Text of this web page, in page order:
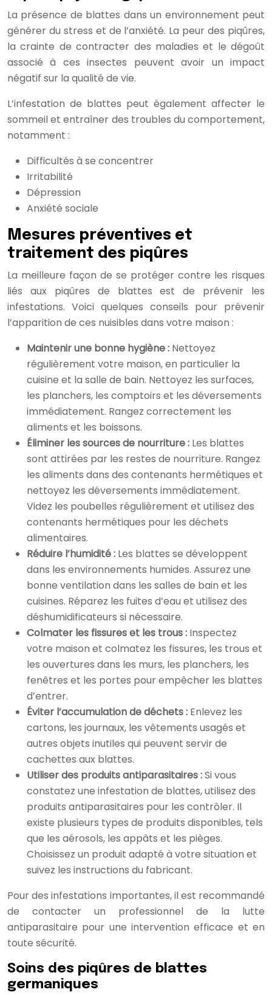
La présence de blattes dans un environnement peut
générer du stress et de l’anxiété. La peur des piqûres,
la crainte de contracter des maladies et le dégoût
associé à ces insectes peuvent avoir un impact
négatif sur la qualité de vie.
L’infestation de blattes peut également affecter le
sommeil et entraîner des troubles du comportement,
notamment :
Difficultés à se concentrer
Irritabilité
Dépression
Anxiété sociale
Mesures préventives et
traitement des piqûres
La meilleure façon de se protéger contre les risques
liés aux piqûres de blattes est de prévenir les
infestations. Voici quelques conseils pour prévenir
l’apparition de ces nuisibles dans votre maison :
Maintenir une bonne hygiène : Nettoyez
régulièrement votre maison, en particulier la
cuisine et la salle de bain. Nettoyez les surfaces,
les planchers, les comptoirs et les déversements
immédiatement. Rangez correctement les
aliments et les boissons.
Éliminer les sources de nourriture : Les blattes
sont attirées par les restes de nourriture. Rangez
les aliments dans des contenants hermétiques et
nettoyez les déversements immédiatement.
Videz les poubelles régulièrement et utilisez des
contenants hermétiques pour les déchets
alimentaires.
Réduire l’humidité : Les blattes se développent
dans les environnements humides. Assurez une
bonne ventilation dans les salles de bain et les
cuisines. Réparez les fuites d’eau et utilisez des
déshumidificateurs si nécessaire.
Colmater les fissures et les trous : Inspectez
votre maison et colmatez les fissures, les trous et
les ouvertures dans les murs, les planchers, les
fenêtres et les portes pour empêcher les blattes
d’entrer.
Éviter l’accumulation de déchets : Enlevez les
cartons, les journaux, les vêtements usagés et
autres objets inutiles qui peuvent servir de
cachettes aux blattes.
Utiliser des produits antiparasitaires :Si vous
constatez une infestation de blattes, utilisez des
produits antiparasitaires pour les contrôler. Il
existe plusieurs types de produits disponibles, tels
que les aérosols, les appâts et les pièges.
Choisissez un produit adapté à votre situation et
suivez les instructions du fabricant.
Pour des infestations importantes, il est recommandé
de contacter un professionnel de la lutte
antiparasitaire pour une intervention efficace et en
toute sécurité.
Soins des piqûres de blattes
germaniques